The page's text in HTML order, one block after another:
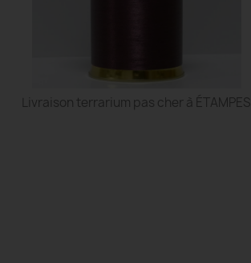
Livraison terrarium pas cher à ÉTAMPES